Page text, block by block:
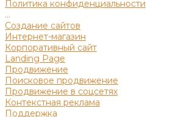
Политика конфиденциальности
...
Создание сайтов
Интернет-магазин
Корпоративный сайт
Landing Page
Продвижение
Поисковое продвижение
Продвижение в соцсетях
Контекстная реклама
Поддержка